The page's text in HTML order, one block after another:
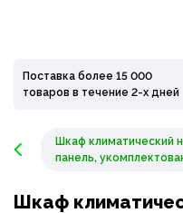
Поставка более 15 000
товаров в течение 2-х дней
Шкаф климатический
панель,
Шкаф